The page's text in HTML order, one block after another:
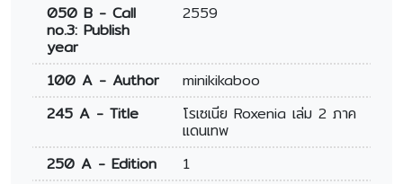
050 B - Call
no.3: Publish
year
2559
100 A - Author
minikikaboo
245 A - Title
โรเซเนีย Roxenia เล่ม 2 ภาค
แดนเทพ
250 A - Edition
1